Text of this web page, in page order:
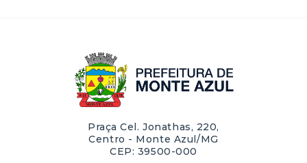
Praça Cel. Jonathas, 220,
Centro - Monte Azul/MG
CEP: 39500-000